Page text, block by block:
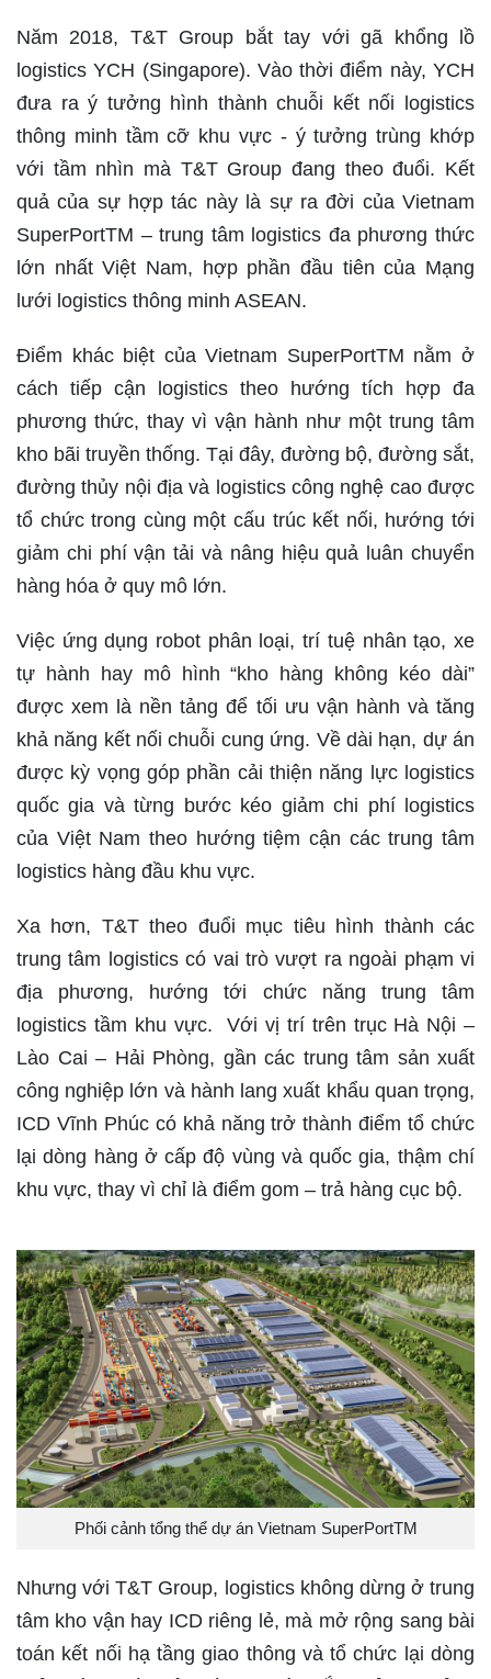
Năm 2018, T&T Group bắt tay với gã khổng lồ
logistics YCH (Singapore). Vào thời điểm này, YCH
đưa ra ý tưởng hình thành chuỗi kết nối logistics
thông minh tầm cỡ khu vực - ý tưởng trùng khớp
với tầm nhìn mà T&T Group đang theo đuổi. Kết
quả của sự hợp tác này là sự ra đời của Vietnam
SuperPortTM – trung tâm logistics đa phương thức
lớn nhất Việt Nam, hợp phần đầu tiên của Mạng
lưới logistics thông minh ASEAN.
Điểm khác biệt của Vietnam SuperPortTM nằm ở
cách tiếp cận logistics theo hướng tích hợp đa
phương thức, thay vì vận hành như một trung tâm
kho bãi truyền thống. Tại đây, đường bộ, đường sắt,
đường thủy nội địa và logistics công nghệ cao được
tổ chức trong cùng một cấu trúc kết nối, hướng tới
giảm chi phí vận tải và nâng hiệu quả luân chuyển
hàng hóa ở quy mô lớn.
Việc ứng dụng robot phân loại, trí tuệ nhân tạo, xe
tự hành hay mô hình “kho hàng không kéo dài”
được xem là nền tảng để tối ưu vận hành và tăng
khả năng kết nối chuỗi cung ứng. Về dài hạn, dự án
được kỳ vọng góp phần cải thiện năng lực logistics
quốc gia và từng bước kéo giảm chi phí logistics
của Việt Nam theo hướng tiệm cận các trung tâm
logistics hàng đầu khu vực.
Xa hơn, T&T theo đuổi mục tiêu hình thành các
trung tâm logistics có vai trò vượt ra ngoài phạm vi
địa phương, hướng tới chức năng trung tâm
logistics tầm khu vực. Với vị trí trên trục Hà Nội –
Lào Cai – Hải Phòng, gần các trung tâm sản xuất
công nghiệp lớn và hành lang xuất khẩu quan trọng,
ICD Vĩnh Phúc có khả năng trở thành điểm tổ chức
lại dòng hàng ở cấp độ vùng và quốc gia, thậm chí
khu vực, thay vì chỉ là điểm gom – trả hàng cục bộ.
Phối cảnh tổng thể dự án Vietnam SuperPortTM
Nhưng với T&T Group, logistics không dừng ở trung
tâm kho vận hay ICD riêng lẻ, mà mở rộng sang bài
toán kết nối hạ tầng giao thông và tổ chức lại dòng